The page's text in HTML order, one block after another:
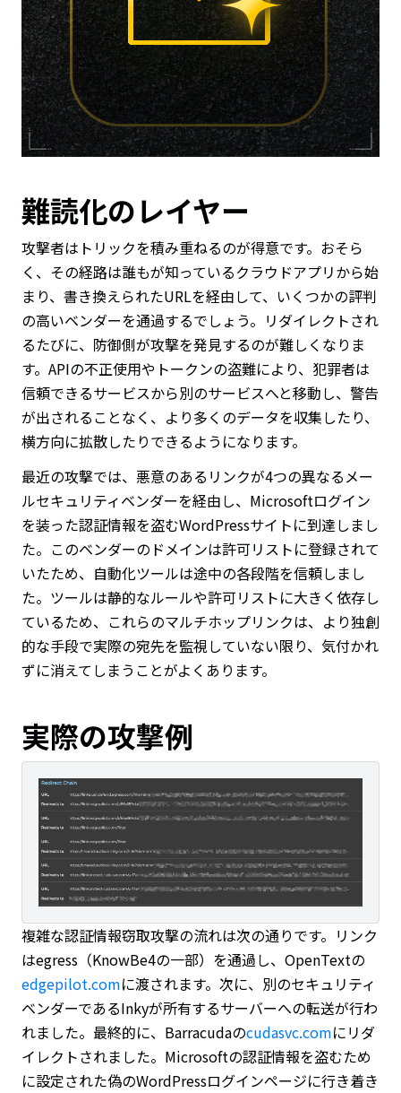
難読化のレイヤー
攻撃者はトリックを積み重ねるのが得意です。おそら
く、その経路は誰もが知っているクラウドアプリから始
まり、書き換えられたURLを経由して、いくつかの評判
の高いベンダーを通過するでしょう。リダイレクトされ
るたびに、防御側が攻撃を発見するのが難しくなりま
す。APIの不正使用やトークンの盗難により、犯罪者は
信頼できるサービスから別のサービスへと移動し、警告
が出されることなく、より多くのデータを収集したり、
横方向に拡散したりできるようになります。
最近の攻撃では、悪意のあるリンクが4つの異なるメー
ルセキュリティベンダーを経由し、Microsoftログイン
を装った認証情報を盗むWordPressサイトに到達しまし
た。このベンダーのドメインは許可リストに登録されて
いたため、自動化ツールは途中の各段階を信頼しまし
た。ツールは静的なルールや許可リストに大きく依存し
ているため、これらのマルチホップリンクは、より独創
的な手段で実際の宛先を監視していない限り、気付かれ
ずに消えてしまうことがよくあります。
実際の攻撃例
複雑な認証情報窃取攻撃の流れは次の通りです。リンク
はegress（KnowBe4の一部）を通過し、OpenTextの
edgepilot.comに渡されます。次に、別のセキュリティ
ベンダーであるInkyが所有するサーバーへの転送が行わ
れました。最終的に、Barracudaのcudasvc.comにリダ
イレクトされました。Microsoftの認証情報を盗むため
に設定された偽のWordPressログインページに行き着き